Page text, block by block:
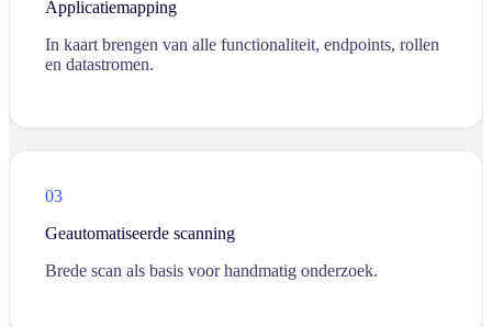
Applicatiemapping
In kaart brengen van alle functionaliteit, endpoints, rollen
en datastromen.
03
Geautomatiseerde scanning
Brede scan als basis voor handmatig onderzoek.